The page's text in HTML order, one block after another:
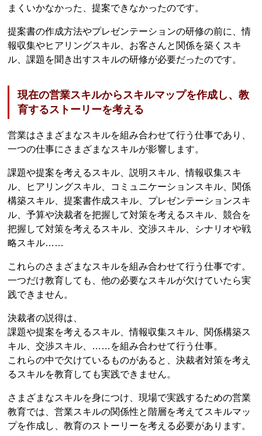
まくいかなかった、提案できなかったのです。
提案書の作成方法やプレゼンテーションの研修の前に、情
報収集やヒアリングスキル、お客さんと関係を築くスキ
ル、課題を聞き出すスキルの研修が必要だったのです。
現在の営業スキルからスキルマップを作成し、教
育するストーリーを考える
営業はさまざまなスキルを組み合わせて行う仕事であり、
一つの仕事にさまざまなスキルが影響します。
課題や提案を考えるスキル、説明スキル、情報収集スキ
ル、ヒアリングスキル、コミュニケーションスキル、関係
構築スキル、提案書作成スキル、プレゼンテーションスキ
ル、予算や決裁者を把握して対策を考えるスキル、競合を
把握して対策を考えるスキル、交渉スキル、シナリオや戦
略スキル……
これらのさまざまなスキルを組み合わせて行う仕事です。
一つだけ教育しても、他の必要なスキルが欠けていたら実
践できません。
決裁者の説得は、
課題や提案を考えるスキル、情報収集スキル、関係構築ス
キル、交渉スキル、……を組み合わせて行う仕事。
これらの中で欠けているものがあると、決裁者対策を考え
るスキルを教育しても実践できません。
さまざまなスキルを身につけ、現場で実践するための営業
教育では、営業スキルの関係性と階層を考えてスキルマッ
プを作成し、教育のストーリーを考える必要があります。